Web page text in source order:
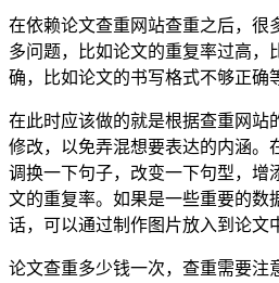
在依赖论文查重网站查重之后，很
多问题，比如论文的重复率过高，
确，比如论文的书写格式不够正确
在此时应该做的就是根据查重网站
修改，以免弄混想要表达的内涵。
调换一下句子，改变一下句型，增
文的重复率。如果是一些重要的数
话，可以通过制作图片放入到论文
论文查重多少钱一次，查重需要注